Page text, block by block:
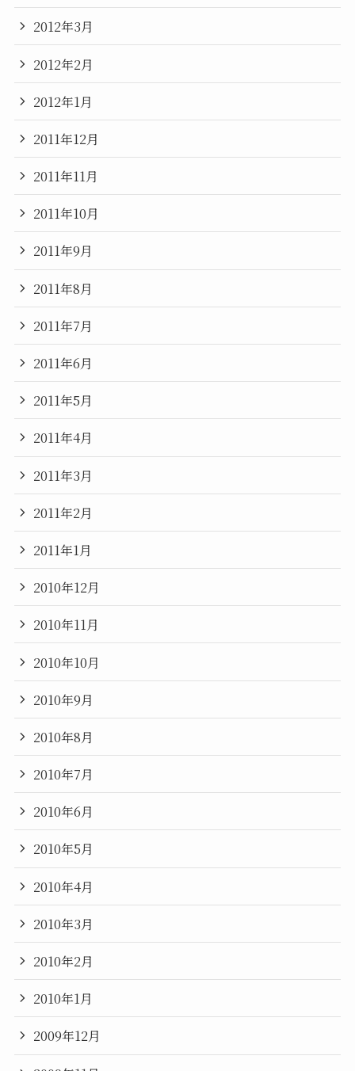
2012年3月
2012年2月
2012年1月
2011年12月
2011年11月
2011年10月
2011年9月
2011年8月
2011年7月
2011年6月
2011年5月
2011年4月
2011年3月
2011年2月
2011年1月
2010年12月
2010年11月
2010年10月
2010年9月
2010年8月
2010年7月
2010年6月
2010年5月
2010年4月
2010年3月
2010年2月
2010年1月
2009年12月